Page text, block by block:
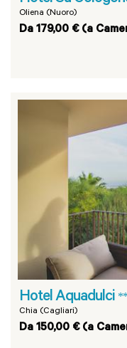
Oliena (Nuoro)
Da 179,00 € (a
Hotel Aquadulci
Chia (Cagliari)
Da 150,00 € (a